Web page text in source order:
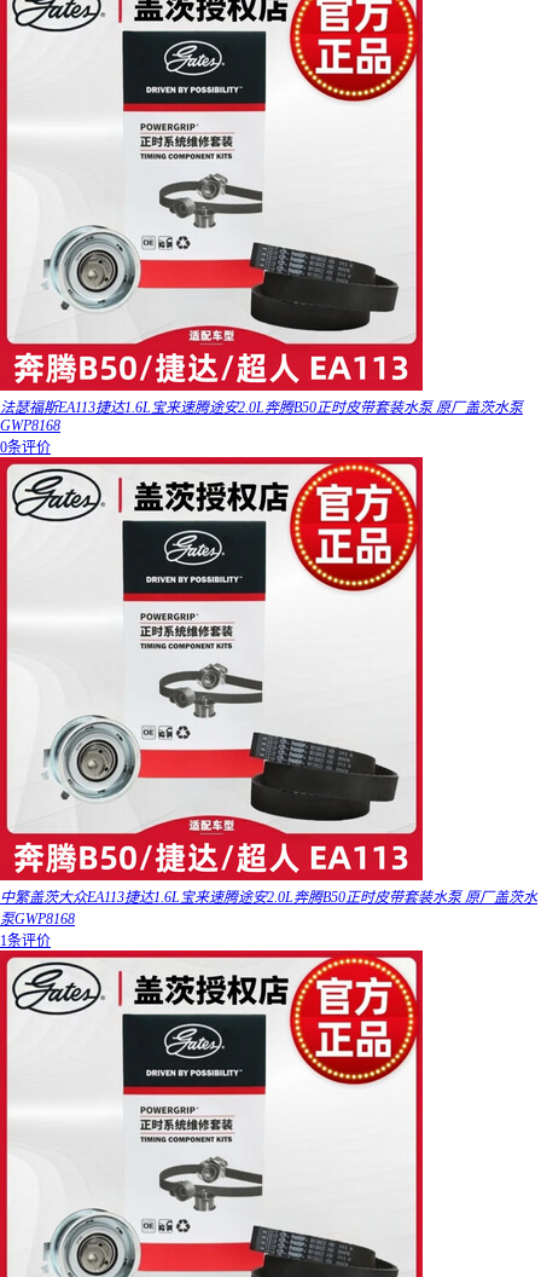
法瑟福斯EA113捷达1.6L宝来速腾途安2.0L奔腾B50正时皮带套装水泵 原厂盖茨水泵
GWP8168
0条评价
中繁盖茨大众EA113捷达1.6L宝来速腾途安2.0L奔腾B50正时皮带套装水泵 原厂盖茨水
泵GWP8168
1条评价